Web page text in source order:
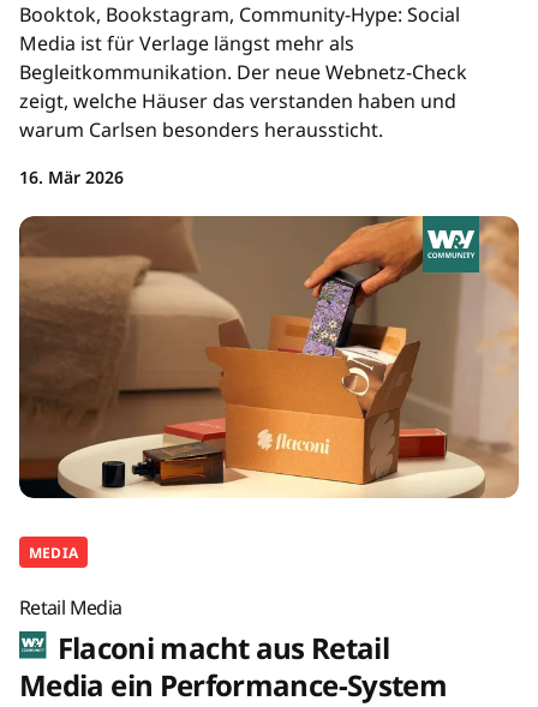
Booktok, Bookstagram, Community-Hype: Social
Media ist für Verlage längst mehr als
Begleitkommunikation. Der neue Webnetz-Check
zeigt, welche Häuser das verstanden haben und
warum Carlsen besonders heraussticht.
16. Mär 2026
MEDIA
Retail Media
Flaconi macht aus Retail
Media ein Performance-System